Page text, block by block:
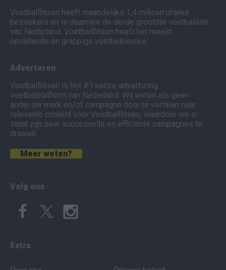
Voetbalflitsen heeft maandelijks 1,4 miljoen unieke
bezoekers en is daarmee de derde grootste voetbalsite
van Nederland. Voetbalflitsen heeft het meest
opvallende en grappige voetbalnieuws.
Adverteren
Voetbalflitsen is het #1 native advertising
voetbalplatform van Nederland. Wij weten als geen
ander uw merk en/of campagne door te vertalen naar
relevante content voor Voetbalflitsen, waardoor we in
staat zijn zeer succesvolle en efficiënte campagnes te
draaien.
Meer weten?
Volg ons
Extra